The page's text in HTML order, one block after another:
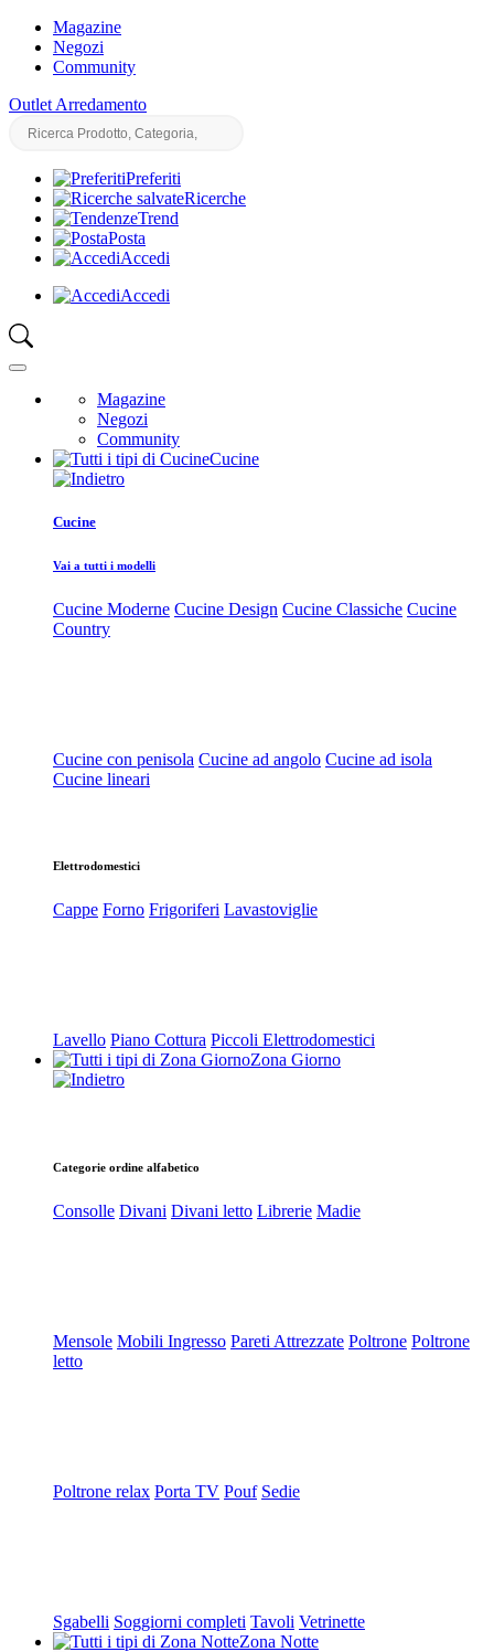
Magazine
Negozi
Community
Outlet Arredamento
Preferiti
Ricerche
Trend
Posta
Accedi
Accedi
Magazine
Negozi
Community
Cucine
Cucine
Vai a tutti i modelli
Cucine Moderne Cucine Design Cucine Classiche Cucine
Country
Cucine con penisola Cucine ad angolo Cucine ad isola
Cucine lineari
Elettrodomestici
Cappe Forno Frigoriferi Lavastoviglie
Lavello Piano Cottura Piccoli Elettrodomestici
Zona Giorno
Categorie ordine alfabetico
Consolle Divani Divani letto Librerie Madie
Mensole Mobili Ingresso Pareti Attrezzate Poltrone Poltrone
letto
Poltrone relax Porta TV Pouf Sedie
Sgabelli Soggiorni completi Tavoli Vetrinette
Zona Notte